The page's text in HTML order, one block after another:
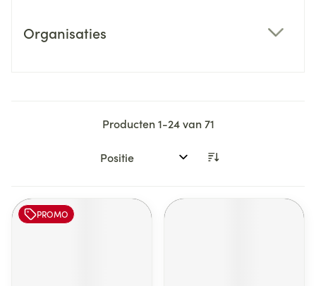
Organisaties
Producten1-24van71
Sorteer op:
PROMO